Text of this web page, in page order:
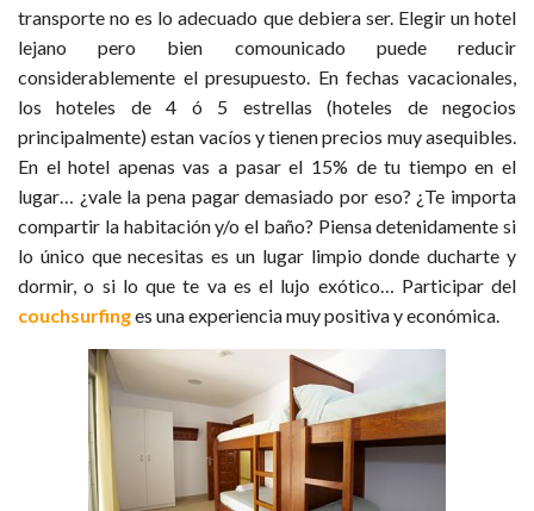
transporte no es lo adecuado que debiera ser. Elegir un hotel
lejano pero bien comounicado puede reducir
considerablemente el presupuesto. En fechas vacacionales,
los hoteles de 4 ó 5 estrellas (hoteles de negocios
principalmente) estan vacíos y tienen precios muy asequibles.
En el hotel apenas vas a pasar el 15% de tu tiempo en el
lugar… ¿vale la pena pagar demasiado por eso? ¿Te importa
compartir la habitación y/o el baño? Piensa detenidamente si
lo único que necesitas es un lugar limpio donde ducharte y
dormir, o si lo que te va es el lujo exótico… Participar del
couchsurfinges una experiencia muy positiva y económica.